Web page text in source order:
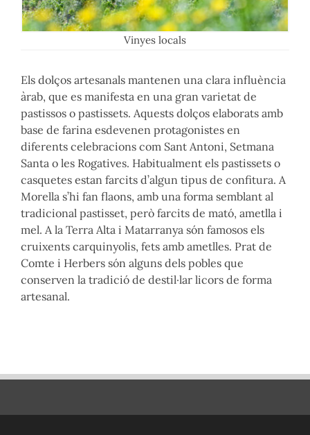
Vinyes locals
Els dolços artesanals mantenen una clara influència
àrab, que es manifesta en una gran varietat de
pastissos o pastissets. Aquests dolços elaborats amb
base de farina esdevenen protagonistes en
diferents celebracions com Sant Antoni, Setmana
Santa o les Rogatives. Habitualment els pastissets o
casquetes estan farcits d’algun tipus de confitura. A
Morella s’hi fan flaons, amb una forma semblant al
tradicional pastisset, però farcits de mató, ametlla i
mel. A la Terra Alta i Matarranya són famosos els
cruixents carquinyolis, fets amb ametlles. Prat de
Comte i Herbers són alguns dels pobles que
conserven la tradició de destil·lar licors de forma
artesanal.